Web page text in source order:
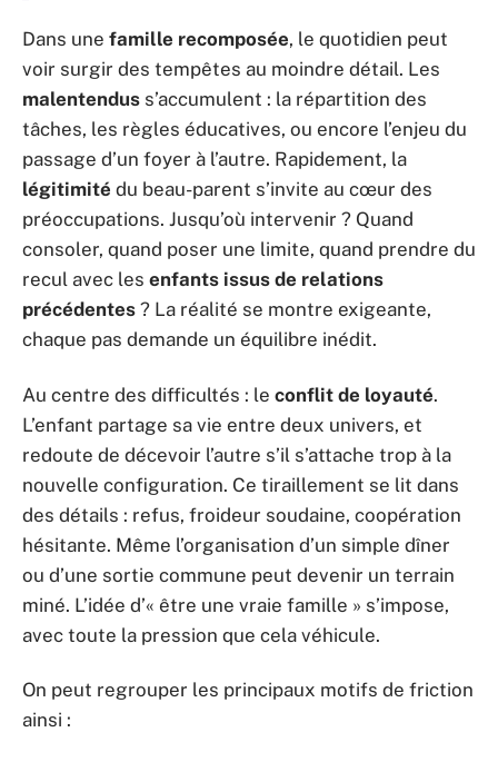
Dans une famille recomposée, le quotidien peut
voir surgir des tempêtes au moindre détail. Les
malentendus s’accumulent : la répartition des
tâches, les règles éducatives, ou encore l’enjeu du
passage d’un foyer à l’autre. Rapidement, la
légitimité du beau-parent s’invite au cœur des
préoccupations. Jusqu’où intervenir ? Quand
consoler, quand poser une limite, quand prendre du
recul avec les enfants issus de relations
précédentes ? La réalité se montre exigeante,
chaque pas demande un équilibre inédit.
Au centre des difficultés : le conflit de loyauté.
L’enfant partage sa vie entre deux univers, et
redoute de décevoir l’autre s’il s’attache trop à la
nouvelle configuration. Ce tiraillement se lit dans
des détails : refus, froideur soudaine, coopération
hésitante. Même l’organisation d’un simple dîner
ou d’une sortie commune peut devenir un terrain
miné. L’idée d’« être une vraie famille » s’impose,
avec toute la pression que cela véhicule.
On peut regrouper les principaux motifs de friction
ainsi :